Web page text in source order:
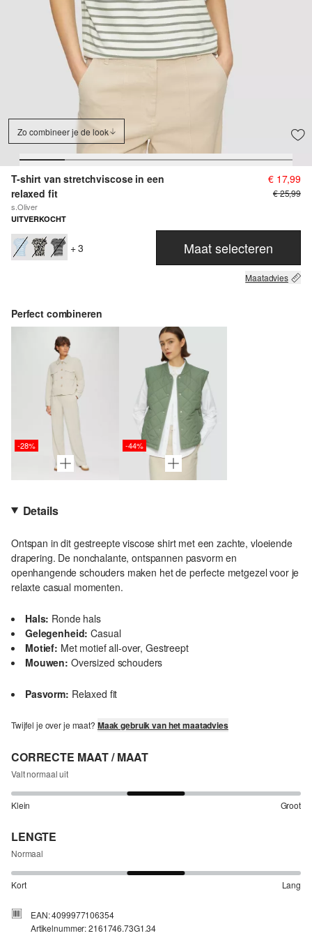
Zo combineer je de look
T-shirt van stretchviscose in een
relaxed fit
s.Oliver
€ 17,99
€ 25,99
UITVERKOCHT
+ 3 Maat selecteren
Maatadvies
Perfect combineren
-28% -44%
Details
Ontspan in dit gestreepte viscose shirt met een zachte, vloeiende
drapering. De nonchalante, ontspannen pasvorm en
openhangende schouders maken het de perfecte metgezel voor je
relaxte casual momenten.
Hals: Ronde hals
Gelegenheid: Casual
Motief: Met motief all-over, Gestreept
Mouwen: Oversized schouders
Pasvorm: Relaxed fit
Twijfel je over je maat? Maak gebruik van het maatadvies
CORRECTE MAAT / MAAT
Valt normaal uit
Klein Groot
LENGTE
Normaal
Kort Lang
EAN: 4099977106354
Artikelnummer: 2161746.73G1.34